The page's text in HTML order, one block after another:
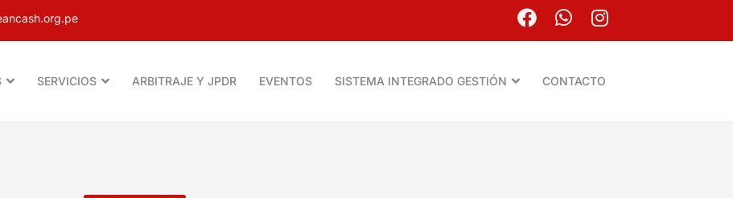
SERVICIOS ARBITRAJE Y JPDR EVENTOS SISTEMA INTEGRADO GESTIÓN CONTACTO